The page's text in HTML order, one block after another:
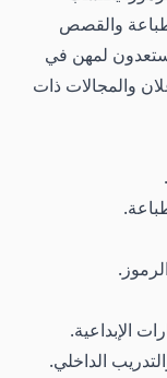
والقصص
لمهن في
والمجالات ذات
الإبداعية.
الداخلي.